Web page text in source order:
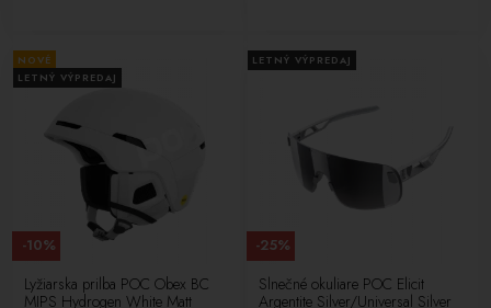
NOVÉ
LETNÝ VÝPREDAJ
Lyžiarska prilba POC Obex BC
MIPS Hydrogen White Matt
-10%
LETNÝ VÝPREDAJ
Slnečné okuliare POC Elicit
Argentite Silver/Universal Silver
-25%